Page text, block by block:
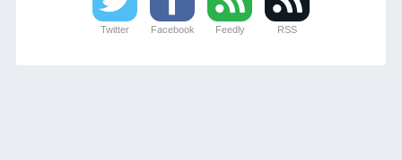
Twitter Facebook Feedly RSS